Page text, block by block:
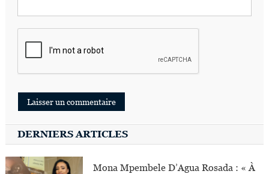
DERNIERS ARTICLES
Mona Mpembele D’Agua Rosada : « À